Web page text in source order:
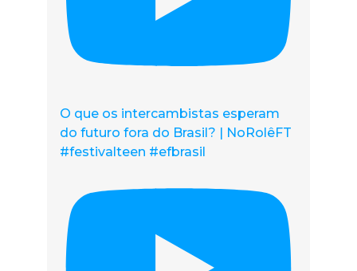
O que os intercambistas esperam
do futuro fora do Brasil? | NoRolêFT
#festivalteen #efbrasil